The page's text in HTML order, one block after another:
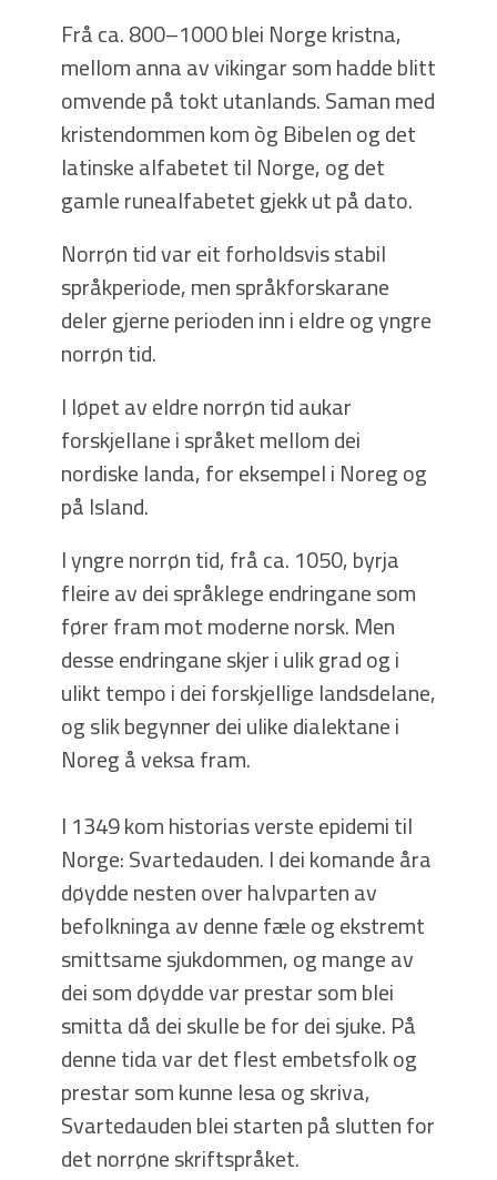
Frå ca. 800–1000 blei Norge kristna,
mellom anna av vikingar som hadde blitt
omvende på tokt utanlands. Saman med
kristendommen kom òg Bibelen og det
latinske alfabetet til Norge, og det
gamle runealfabetet gjekk ut på dato.
Norrøn tid var eit forholdsvis stabil
språkperiode, men språkforskarane
deler gjerne perioden inn i eldre og yngre
norrøn tid.
I løpet av eldre norrøn tid aukar
forskjellane i språket mellom dei
nordiske landa, for eksempel i Noreg og
på Island.
I yngre norrøn tid, frå ca. 1050, byrja
fleire av dei språklege endringane som
fører fram mot moderne norsk. Men
desse endringane skjer i ulik grad og i
ulikt tempo i dei forskjellige landsdelane,
og slik begynner dei ulike dialektane i
Noreg å veksa fram.
I 1349 kom historias verste epidemi til
Norge: Svartedauden. I dei komande åra
døydde nesten over halvparten av
befolkninga av denne fæle og ekstremt
smittsame sjukdommen, og mange av
dei som døydde var prestar som blei
smitta då dei skulle be for dei sjuke. På
denne tida var det flest embetsfolk og
prestar som kunne lesa og skriva,
Svartedauden blei starten på slutten for
det norrøne skriftspråket.